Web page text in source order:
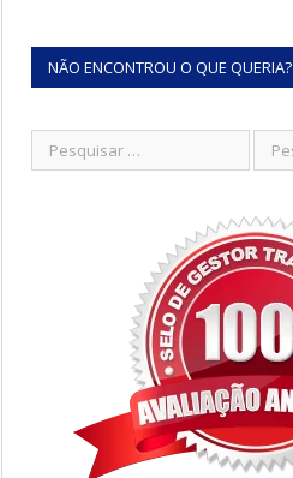
NÃO ENCONTROU O QUE QUERIA?